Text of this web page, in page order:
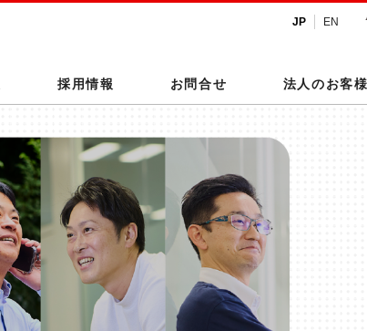
JP EN
採用情報 お問合せ 法人のお客様